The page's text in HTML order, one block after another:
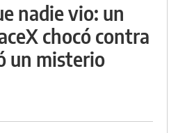
nadie vio: un
chocó contra
un misterio